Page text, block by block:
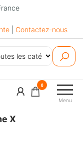
Contactez-nous
Menu
0
X